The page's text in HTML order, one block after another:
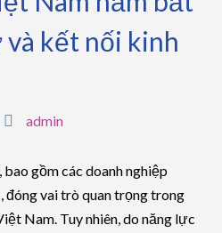
kết nối kinh
admin
gồm các doanh nghiệp
đóng vai trò quan trọng trong
Nam. Tuy nhiên, do năng lực